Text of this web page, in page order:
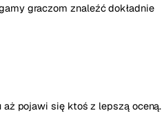
graczom znaleźć dokładnie
pojawi się ktoś z lepszą oceną.